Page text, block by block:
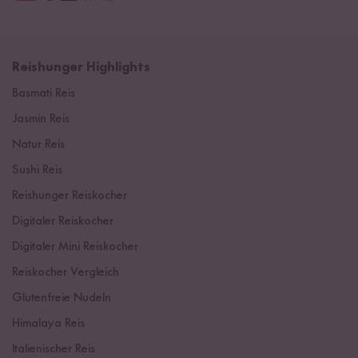
Reishunger Highlights
Basmati Reis
Jasmin Reis
Natur Reis
Sushi Reis
Reishunger Reiskocher
Digitaler Reiskocher
Digitaler Mini Reiskocher
Reiskocher Vergleich
Glutenfreie Nudeln
Himalaya Reis
Italienischer Reis